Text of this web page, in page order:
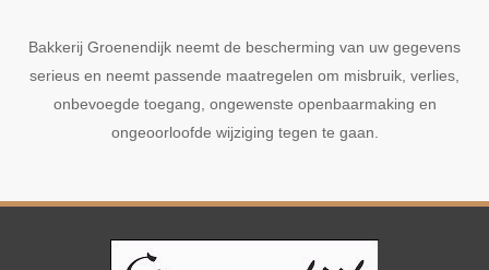
Bakkerij Groenendijk neemt de bescherming van uw gegevens
serieus en neemt passende maatregelen om misbruik, verlies,
onbevoegde toegang, ongewenste openbaarmaking en
ongeoorloofde wijziging tegen te gaan.